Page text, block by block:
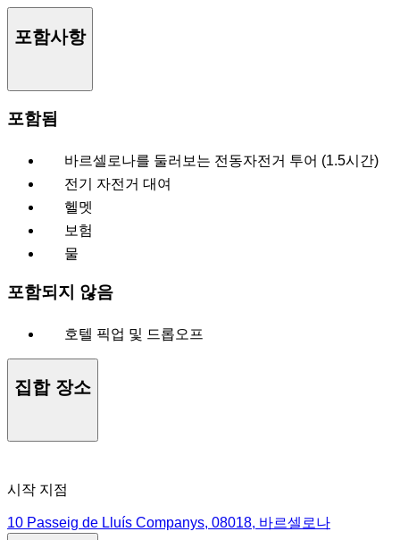
포함사항
포함됨
바르셀로나를 둘러보는 전동자전거 투어 (1.5시간)
전기 자전거 대여
헬멧
보험
물
포함되지 않음
호텔 픽업 및 드롭오프
집합 장소
시작 지점
10 Passeig de Lluís Companys, 08018, 바르셀로나